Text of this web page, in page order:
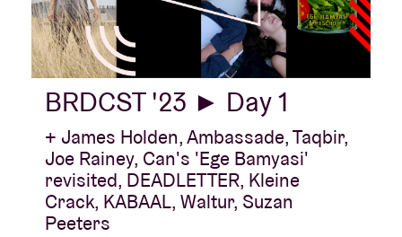
BRDCST '23 ► Day 1
+ James Holden, Ambassade, Taqbir,
Joe Rainey, Can's 'Ege Bamyasi'
revisited, DEADLETTER, Kleine
Crack, KABAAL, Waltur, Suzan
Peeters